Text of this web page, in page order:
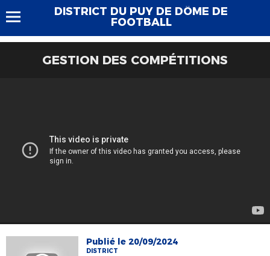
DISTRICT DU PUY DE DÔME DE
FOOTBALL
GESTION DES COMPÉTITIONS
Publié le 20/09/2024
DISTRICT